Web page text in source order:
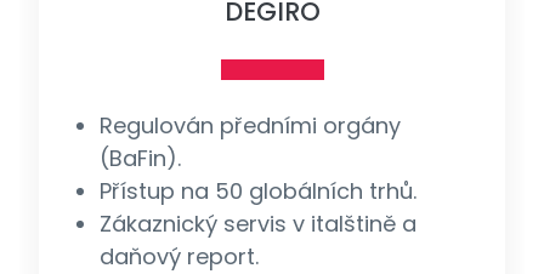
DEGIRO
Regulován předními orgány
(BaFin).
Přístup na 50 globálních trhů.
Zákaznický servis v italštině a
daňový report.